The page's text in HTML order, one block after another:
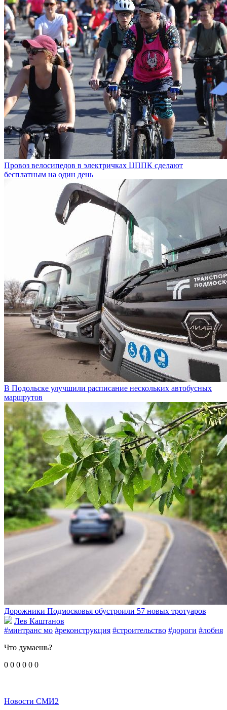
Провоз велосипедов в электричках ЦППК сделают
бесплатным на один день
В Подольске улучшили расписание нескольких автобусных
маршрутов
Дорожники Подмосковья обустроили 57 новых тротуаров
Лев Каштанов
#минтранс мо #реконструкция #строительство #дороги #лобня
Что думаешь?
0 0 0 0 0 0
Новости СМИ2